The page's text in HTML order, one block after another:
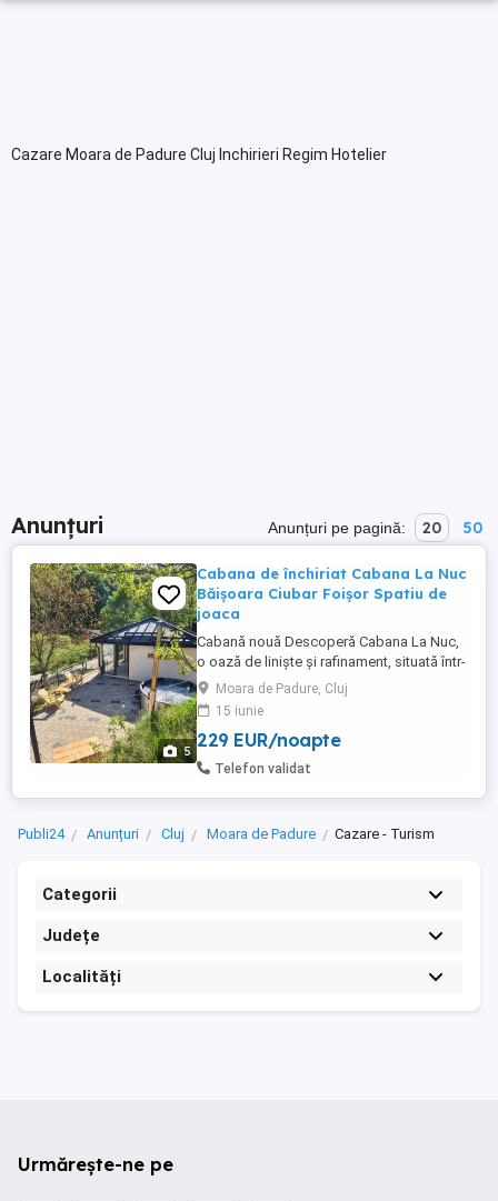
Cazare Moara de Padure Cluj Inchirieri Regim Hotelier
Anunțuri Anunțuri pe pagină: 20 50
5
Cabana de închiriat Cabana La Nuc
Băișoara Ciubar Foișor Spatiu de
joaca
Cabană nouă Descoperă Cabana La Nuc,
o oază de liniște și rafinament, situată într-
un decor montan spectaculos! La doar
aproximativ 35 km de Cluj-Napoca, în satul
Moara de Pădure, comuna Băișoara,
Cabana La Nuc este alegerea ideală
pentru familii sau grupuri de până la 8
Moara de Padure, Cluj
15 iunie
229 EUR/noapte
Telefon validat
Publi24 Anunțuri Cluj Moara de Padure Cazare - Turism
Categorii
Județe
Localități
Urmărește-ne pe